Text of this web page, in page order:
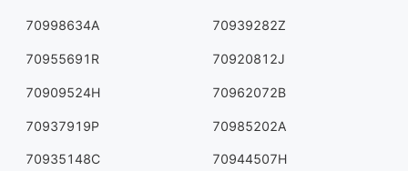
70998634A 70939282Z
70955691R 70920812J
70909524H 70962072B
70937919P 70985202A
70935148C 70944507H